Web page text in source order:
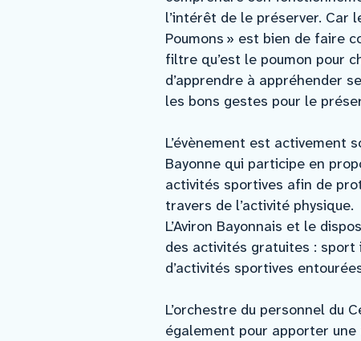
l’intérêt de le préserver. Car
Poumons » est bien de faire
filtre qu’est le poumon pour
d’apprendre à appréhender
les bons gestes pour le
L’évènement est activement
Bayonne qui participe en
activités sportives afin de
travers de l’activité physique.
L’Aviron Bayonnais et le
des activités gratuites : sport
d’activités sportives
L’orchestre du personnel du
également pour apporter une